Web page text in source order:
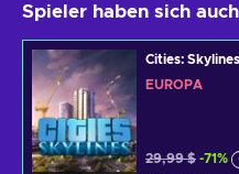
Spieler haben sich
Cities:
EUROPA
29,99 $ -71%